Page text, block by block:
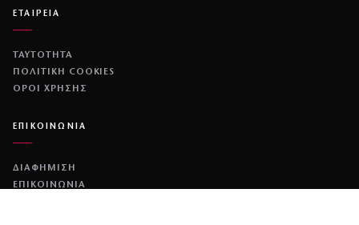
ΕΤΑΙΡΕΙΑ
ΤΑΥΤΟΤΗΤΑ
ΠΟΛΙΤΙΚΉ COOKIES
ΌΡΟΙ ΧΡΉΣΗΣ
ΕΠΙΚΟΙΝΩΝΙΑ
ΔΙΑΦΗΜΙΣΗ
ΕΠΙΚΟΙΝΩΝΙΑ